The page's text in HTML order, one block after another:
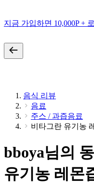
지금 가입하면 10,000P +
음식 리뷰
음료
주스 / 과즙음료
비타그란 유기농
bboya님의
유기농 레몬